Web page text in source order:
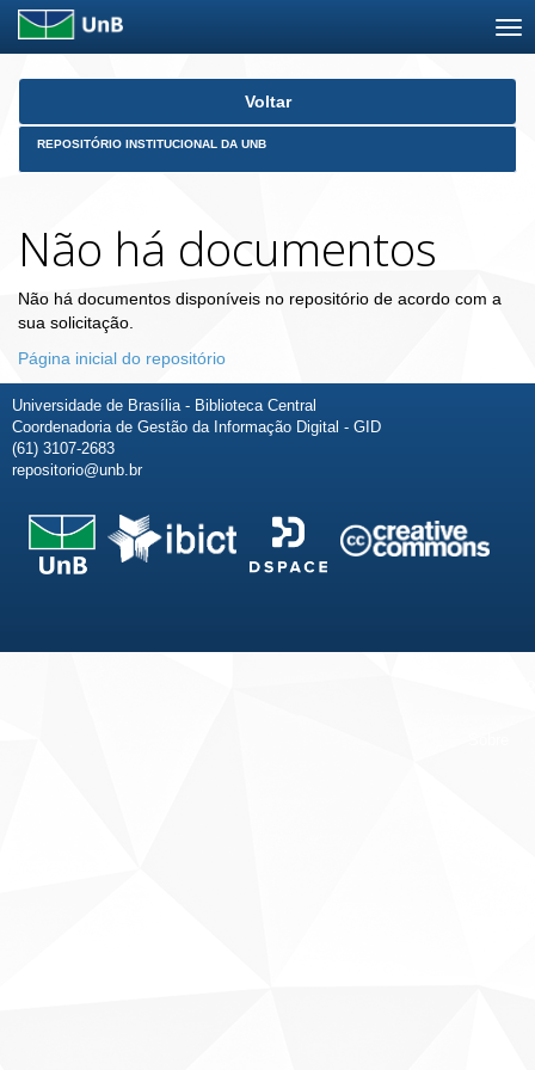
Skip
Voltar
REPOSITÓRIO INSTITUCIONAL DA UNB
Não há documentos
Não há documentos disponíveis no repositório de acordo com a
sua solicitação.
Página inicial do repositório
Universidade de Brasília - Biblioteca Central
Coordenadoria de Gestão da Informação Digital - GID
(61) 3107-2683
repositorio@unb.br